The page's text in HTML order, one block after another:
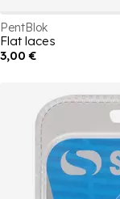
PentBlok
Flat laces
3,00 €